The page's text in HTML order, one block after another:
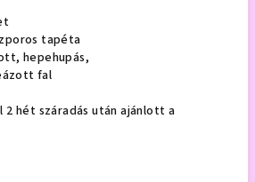
tapéta
hepehupás,
fal
hét száradás után ajánlott a